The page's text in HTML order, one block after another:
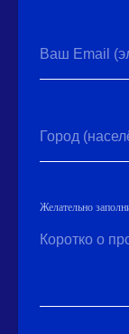
Ваш Email
Город
Желательно
Коротко о